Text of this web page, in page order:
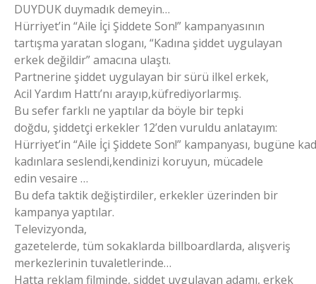
DUYDUK duymadık demeyin…
Hürriyet’in “Aile İçi Şiddete Son!” kampanyasının
tartışma yaratan sloganı, “Kadına şiddet uygulayan
erkek değildir” amacına ulaştı.
Partnerine şiddet uygulayan bir sürü ilkel erkek,
Acil Yardım Hattı’nı arayıp,küfrediyorlarmış.
Bu sefer farklı ne yaptılar da böyle bir tepki
doğdu, şiddetçi erkekler 12’den vuruldu anlatayım:
Hürriyet’in “Aile İçi Şiddete Son!” kampanyası, bugüne
kadınlara seslendi,kendinizi koruyun, mücadele
edin vesaire …
Bu defa taktik değiştirdiler, erkekler üzerinden bir
kampanya yaptılar.
Televizyonda,
gazetelerde, tüm sokaklarda billboardlarda, alışveriş
merkezlerinin tuvaletlerinde…
Hatta reklam filminde, şiddet uygulayan adamı, erkek